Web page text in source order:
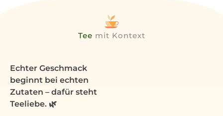
Tee mit Kontext
Echter Geschmack
beginnt bei echten
Zutaten – dafür steht
Teeliebe. 🌿